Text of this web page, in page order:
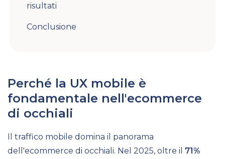
risultati
Conclusione
Perché la UX mobile è
fondamentale nell'ecommerce
di occhiali
Il traffico mobile domina il panorama
dell'ecommerce di occhiali. Nel 2025, oltre il 71%